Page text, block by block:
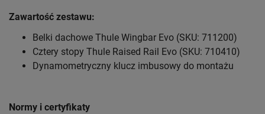
Zawartość zestawu:
Belki dachowe Thule Wingbar Evo (SKU: 711200)
Cztery stopy Thule Raised Rail Evo (SKU: 710410)
Dynamometryczny klucz imbusowy do montażu
Normy i certyfikaty